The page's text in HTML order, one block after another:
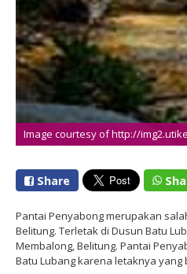
Image courtesy of http://
Share
Pantai Penyabong merupakan
Belitung. Terletak di Dusun Batu
Membalong, Belitung. Pantai
Batu Lubang karena letaknya yang